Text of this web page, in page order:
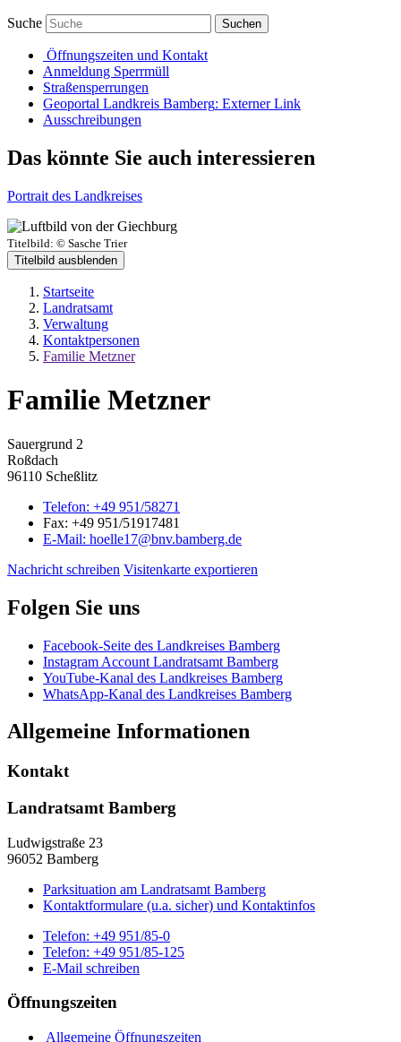
Suche Suchen
Öffnungszeiten und Kontakt
Anmeldung Sperrmüll
Straßensperrungen
Geoportal Landkreis Bamberg: Externer Link
Ausschreibungen
Das könnte Sie auch interessieren
Portrait des Landkreises
Titelbild: © Sasche Trier
Titelbild ausblenden
Startseite
Landratsamt
Verwaltung
Kontaktpersonen
Familie Metzner
Familie Metzner
Sauergrund 2
Roßdach
96110 Scheßlitz
Telefon: +49 951/58271
Fax: +49 951/51917481
E-Mail: hoelle17@bnv.bamberg.de
Nachricht schreiben Visitenkarte exportieren
Folgen Sie uns
Facebook-Seite des Landkreises Bamberg
Instagram Account Landratsamt Bamberg
YouTube-Kanal des Landkreises Bamberg
WhatsApp-Kanal des Landkreises Bamberg
Allgemeine Informationen
Kontakt
Landratsamt Bamberg
Ludwigstraße 23
96052 Bamberg
Parksituation am Landratsamt Bamberg
Kontaktformulare (u.a. sicher) und Kontaktinfos
Telefon: +49 951/85-0
Telefon: +49 951/85-125
E-Mail schreiben
Öffnungszeiten
Allgemeine Öffnungszeiten